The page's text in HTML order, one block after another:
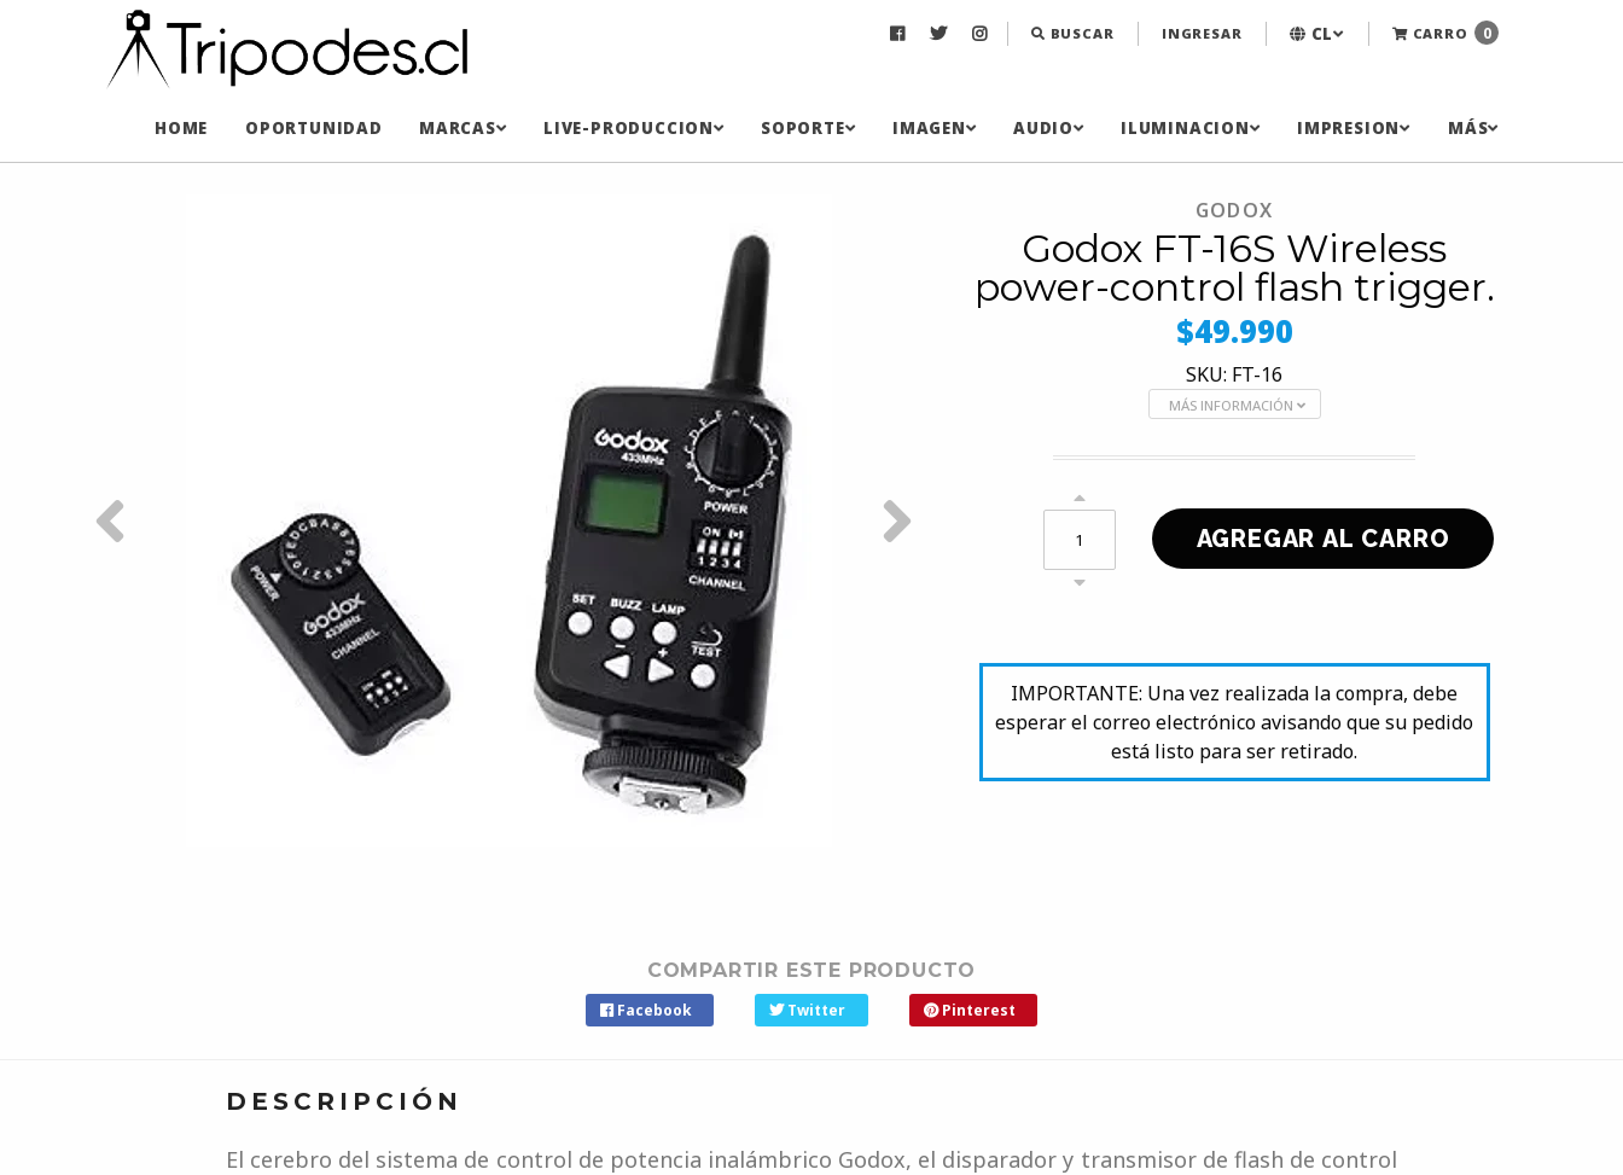
BUSCAR INGRESAR CL CARRO 0
HOME OPORTUNIDAD MARCAS LIVE-PRODUCCION SOPORTE IMAGEN AUDIO ILUMINACION IMPRESION MÁS
GODOX
Godox FT-16S Wireless
power-control flash trigger.
$49.990
SKU: FT-16
MÁS INFORMACIÓN
IMPORTANTE: Una vez realizada la compra, debe
esperar el correo electrónico avisando que su pedido
está listo para ser retirado.
COMPARTIR ESTE PRODUCTO
Facebook Twitter Pinterest
DESCRIPCIÓN
El cerebro del sistema de control de potencia inalámbrico Godox, el disparador y transmisor de flash de control